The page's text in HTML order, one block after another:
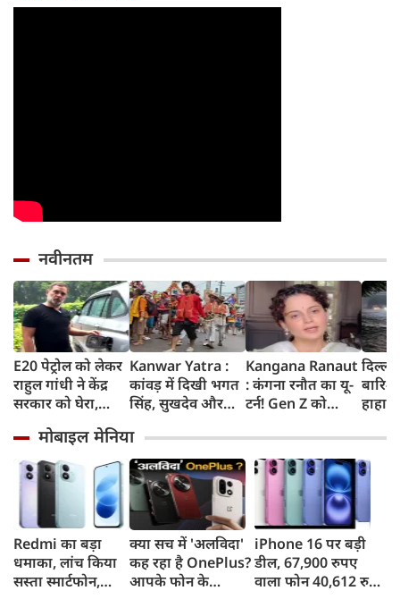
नवीनतम
E20 पेट्रोल को लेकर
राहुल गांधी ने केंद्र
सरकार को घेरा,
लोगों की गाड़ियां हो
रहीं खराब, BJP ने
बताया खराब
पटकथा
Kanwar Yatra :
कांवड़ में दिखी भगत
सिंह, सुखदेव और
अमरगाथा,
शिवभक्तों ने अनोखे
अंदाज में दी
श्रद्धांजलि
Kangana Ranaut
: कंगना रनौत का यू-
टर्न! Gen Z को
'सबसे बड़ी ताकत',
कुछ दिन पहले
प्रदर्शनकारियों को
कहा था 'जेनरेशन
गटर'
जाम
सड़कों
तक
मोबाइल मेनिया
Redmi का बड़ा
धमाका, लांच किया
सस्ता स्मार्टफोन,
क्या सच में 'अलविदा'
कह रहा है OnePlus?
आपके फोन के
iPhone 16 पर बड़ी
डील, 67,900 रुपए
वाला फोन 40,612 रुपए